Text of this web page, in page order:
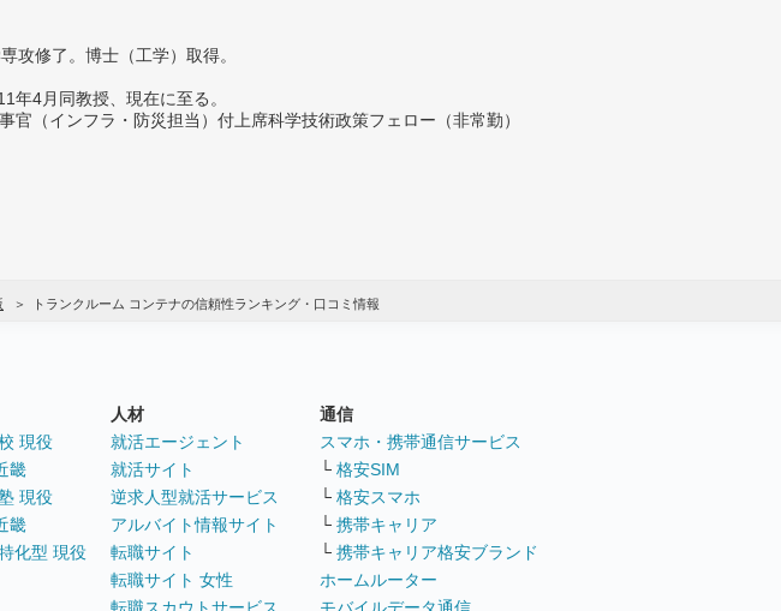
攻修了。博士（工学）取得。
年4月同教授、現在に至る。
（インフラ・防災担当）付上席科学技術政策フェロー（非常勤）
トランクルーム コンテナの信頼性ランキング・口コミ情報
現役
畿
現役
畿
化型 現役
人材
就活エージェント
就活サイト
逆求人型就活サービス
アルバイト情報サイト
転職サイト
転職サイト 女性
通信
スマホ・携帯通信サービス
└ 格安SIM
└ 格安スマホ
└ 携帯キャリア
└ 携帯キャリア格安ブランド
ホームルーター